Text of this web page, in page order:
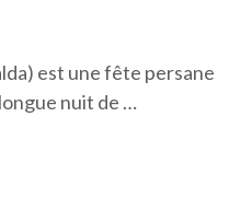
est une fête persane
nuit de …